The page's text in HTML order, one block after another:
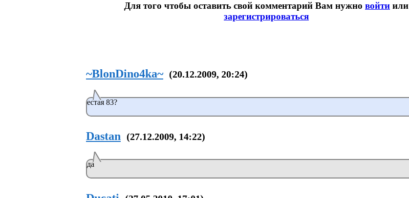
Для того чтобы оставить свой комментарий Вам нужно войти или
зарегистрироваться
~BlonDino4ka~ (20.12.2009, 20:24)
естая 83?
Dastan (27.12.2009, 14:22)
да